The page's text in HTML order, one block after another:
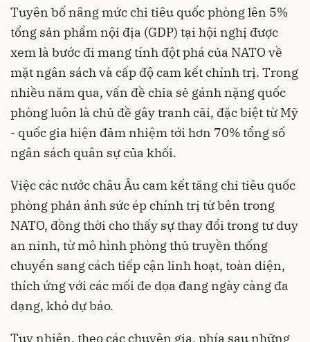
Tuyên bố nâng mức chi tiêu quốc phòng lên 5%
tổng sản phẩm nội địa (GDP) tại hội nghị được
xem là bước đi mang tính đột phá của NATO về
mặt ngân sách và cấp độ cam kết chính trị. Trong
nhiều năm qua, vấn đề chia sẻ gánh nặng quốc
phòng luôn là chủ đề gây tranh cãi, đặc biệt từ Mỹ
- quốc gia hiện đảm nhiệm tới hơn 70% tổng số
ngân sách quân sự của khối.
Việc các nước châu Âu cam kết tăng chi tiêu quốc
phòng phản ánh sức ép chính trị từ bên trong
NATO, đồng thời cho thấy sự thay đổi trong tư duy
an ninh, từ mô hình phòng thủ truyền thống
chuyển sang cách tiếp cận linh hoạt, toàn diện,
thích ứng với các mối đe dọa đang ngày càng đa
dạng, khó dự báo.
Tuy nhiên, theo các chuyên gia, phía sau những